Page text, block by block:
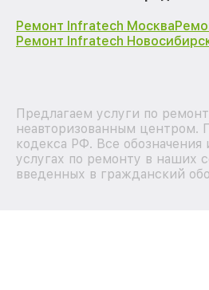
Ремонт Infratech Москва
Ремонт Infratech
Предлагаем услуги по
неавторизованным центром.
кодекса РФ. Все
услугах по ремонту в наших
введенных в гражданский